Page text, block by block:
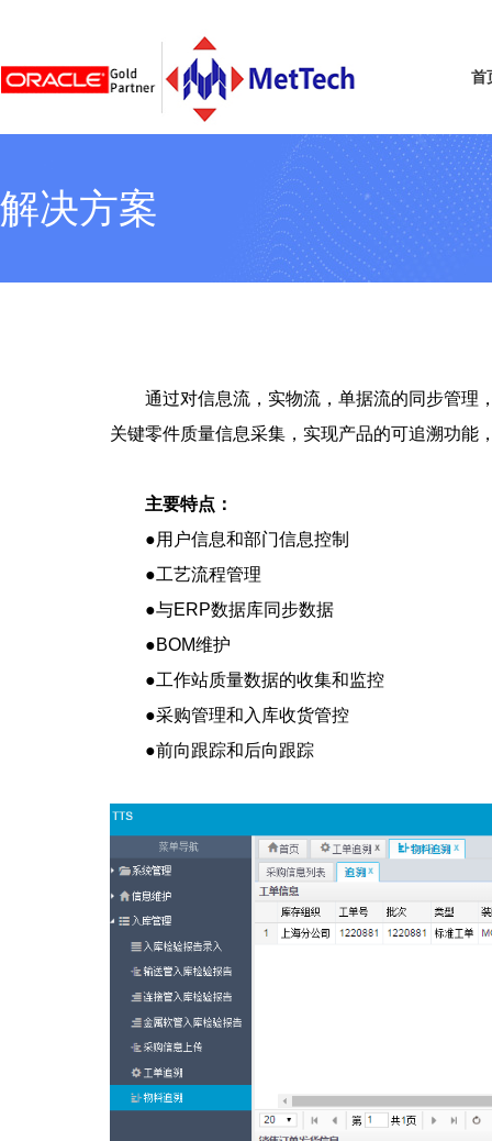
首
解决方案
通过对信息流，实物流，单据流的同步管理
关键零件质量信息采集，实现产品的可追溯功能
主要特点：
●用户信息和部门信息控制
●工艺流程管理
●与ERP数据库同步数据
●BOM维护
●工作站质量数据的收集和监控
●采购管理和入库收货管控
●前向跟踪和后向跟踪